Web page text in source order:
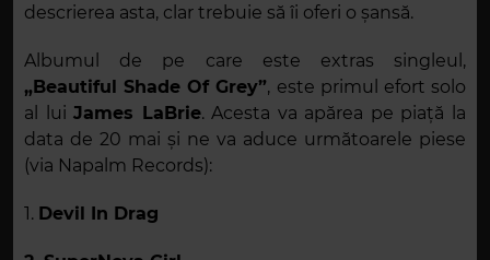
descrierea asta, clar trebuie să îi oferi o șansă.
Albumul de pe care este extras singleul,
„Beautiful Shade Of Grey”, este primul efort solo
al luiJames LaBrie. Acesta va apărea pe piață la
data de 20 mai și ne va aduce următoarele piese
(via Napalm Records):
1. Devil In Drag